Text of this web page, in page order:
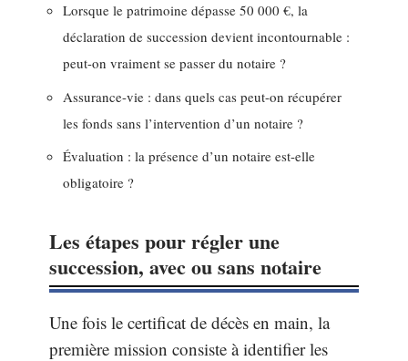
Lorsque le patrimoine dépasse 50 000 €, la
déclaration de succession devient incontournable :
peut-on vraiment se passer du notaire ?
Assurance-vie : dans quels cas peut-on récupérer
les fonds sans l’intervention d’un notaire ?
Évaluation : la présence d’un notaire est-elle
obligatoire ?
Les étapes pour régler une
succession, avec ou sans notaire
Une fois le certificat de décès en main, la
première mission consiste à identifier les